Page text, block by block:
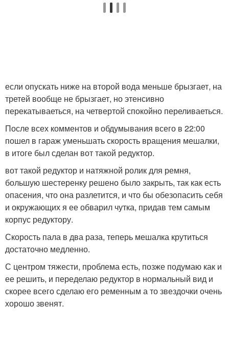
если опускать ниже на второй вода меньше брызгает, на
третей вообще не брызгает, но этенсивно
перекатываеться, на четвертой спокойно переливаеться.
После всех комментов и обдумывания всего в 22:00
пошел в гараж уменьшать скорость вращения мешалки,
в итоге был сделан вот такой редуктор.
вот такой редуктор и натяжной ролик для ремня,
большую шестеренку решено было закрыть, так как есть
опасения, что она разлетится, и что бы обезопасить себя
и окружающих я ее обварил чутка, придав тем самым
корпус редуктору.
Скорость пала в два раза, теперь мешалка крутиться
достаточно медленно.
С центром тяжести, проблема есть, позже подумаю как и
ее решить, и переделаю редуктор в нормальный вид и
скорее всего сделаю его ременным а то звездочки очень
хорошо звенят.